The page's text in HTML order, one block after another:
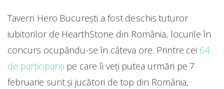
Tavern Hero București a fost deschis tuturor
iubitorilor de HearthStone din România, locurile în
concurs ocupându-se în câteva ore. Printre cei 64
de participanți pe care îi veți putea urmări pe 7
februarie sunt și jucători de top din România,